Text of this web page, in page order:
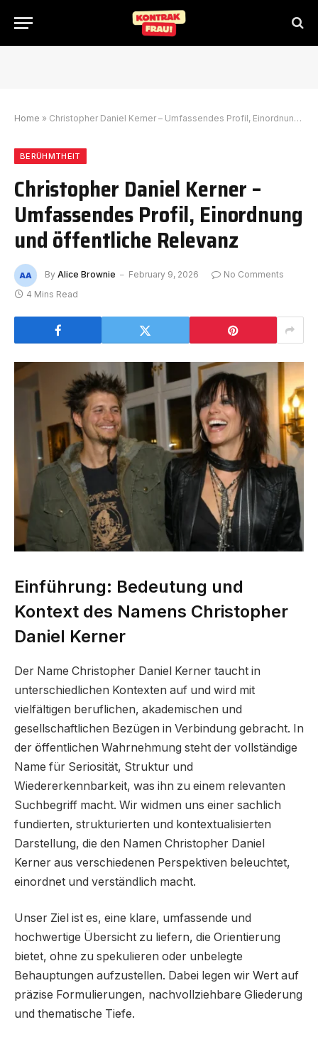
Home » Christopher Daniel Kerner – Umfassendes Profil, Einordnung und öffentliche Relevanz
BERÜHMTHEIT
Christopher Daniel Kerner –
Umfassendes Profil, Einordnung
und öffentliche Relevanz
By Alice Brownie February 9, 2026
No Comments
4 Mins Read
Einführung: Bedeutung und
Kontext des Namens Christopher
Daniel Kerner
Der Name Christopher Daniel Kerner taucht in
unterschiedlichen Kontexten auf und wird mit
vielfältigen beruflichen, akademischen und
gesellschaftlichen Bezügen in Verbindung gebracht. In
der öffentlichen Wahrnehmung steht der vollständige
Name für Seriosität, Struktur und
Wiedererkennbarkeit, was ihn zu einem relevanten
Suchbegriff macht. Wir widmen uns einer sachlich
fundierten, strukturierten und kontextualisierten
Darstellung, die den Namen Christopher Daniel
Kerner aus verschiedenen Perspektiven beleuchtet,
einordnet und verständlich macht.
Unser Ziel ist es, eine klare, umfassende und
hochwertige Übersicht zu liefern, die Orientierung
bietet, ohne zu spekulieren oder unbelegte
Behauptungen aufzustellen. Dabei legen wir Wert auf
präzise Formulierungen, nachvollziehbare Gliederung
und thematische Tiefe.